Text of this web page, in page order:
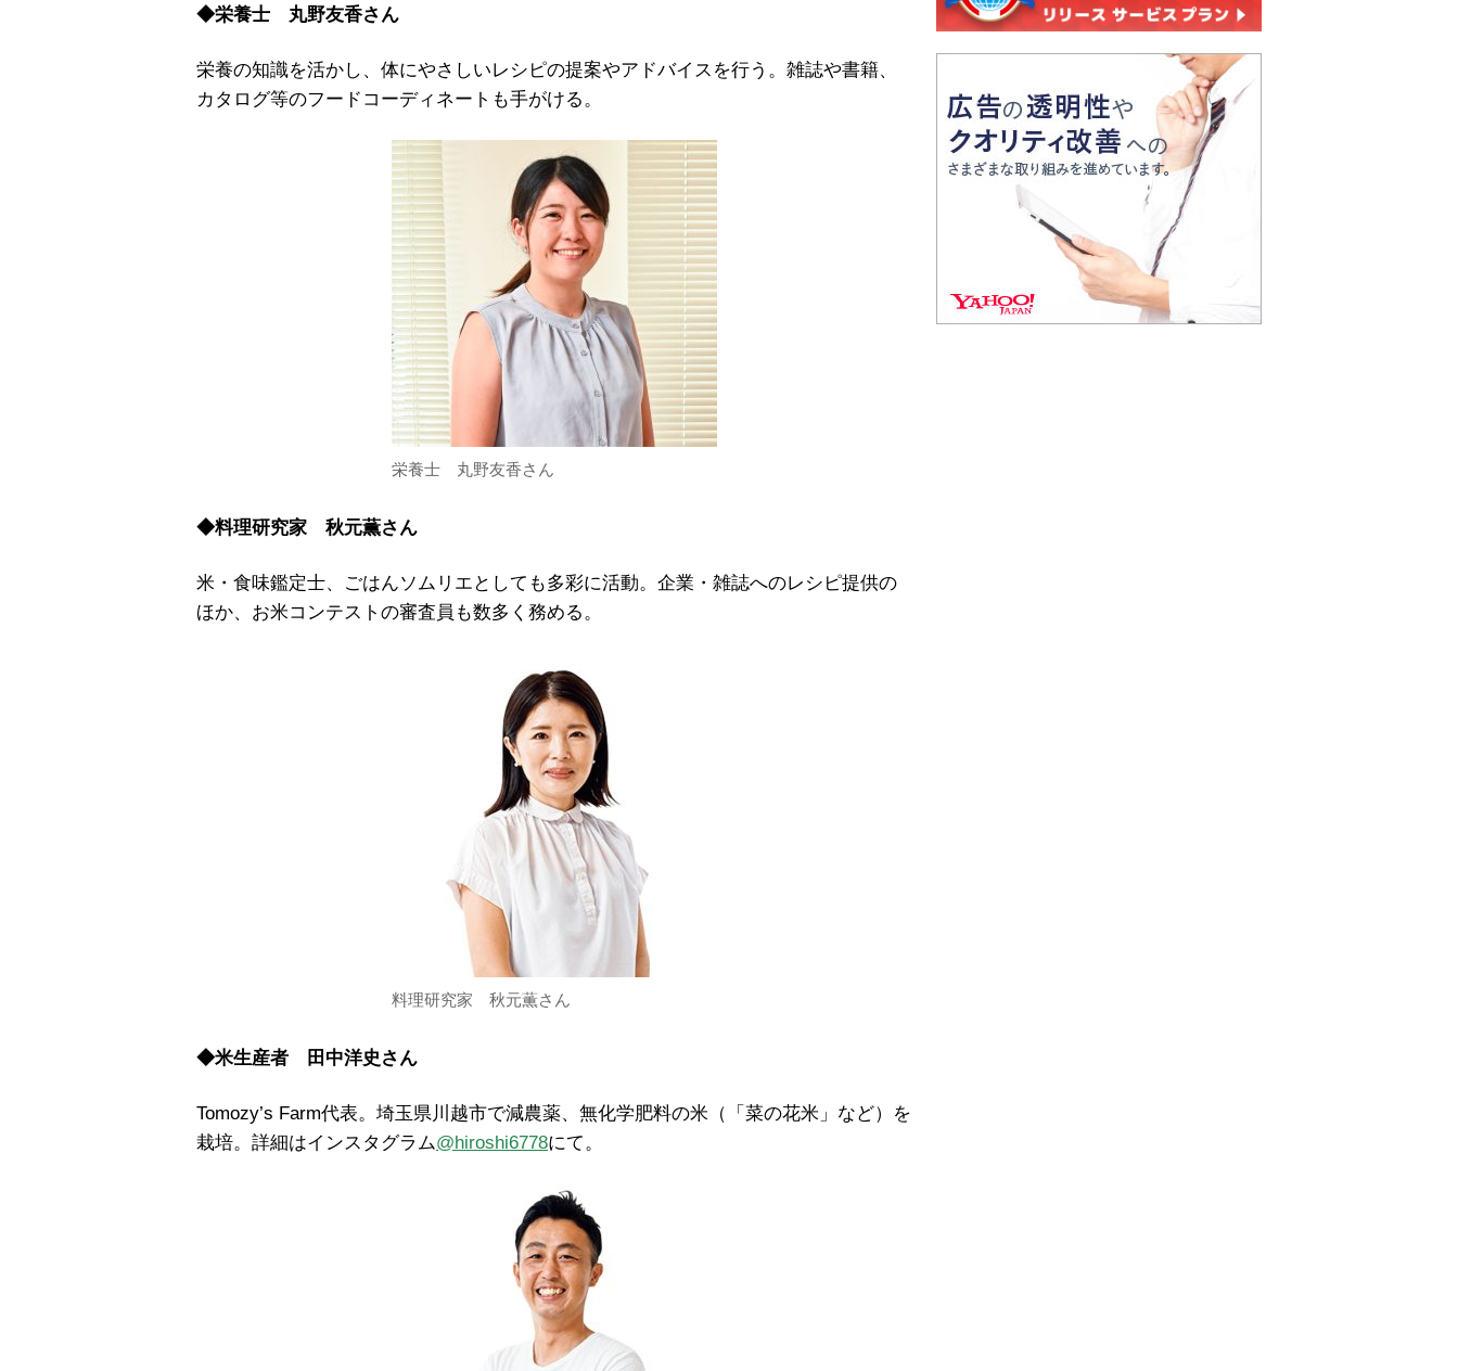
◆栄養士 丸野友香さん
栄養の知識を活かし、体にやさしいレシピの提案やアドバイスを行う。雑誌や書籍、
カタログ等のフードコーディネートも手がける。
栄養士 丸野友香さん
◆料理研究家 秋元薫さん
米・食味鑑定士、ごはんソムリエとしても多彩に活動。企業・雑誌へのレシピ提供の
ほか、お米コンテストの審査員も数多く務める。
料理研究家 秋元薫さん
◆米生産者 田中洋史さん
Tomozy’s Farm代表。埼玉県川越市で減農薬、無化学肥料の米（「菜の花米」など）を
栽培。詳細はインスタグラム@hiroshi6778にて。